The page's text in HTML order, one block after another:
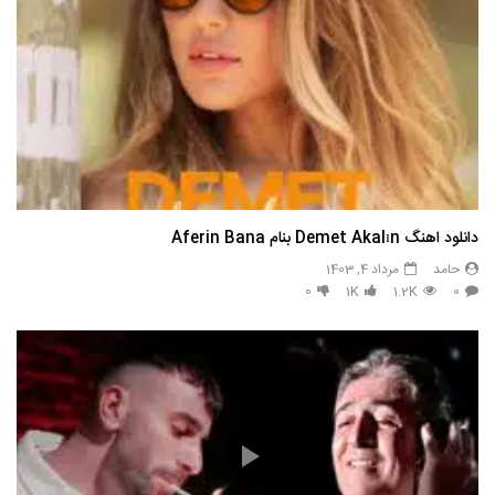
دانلود اهنگ Demet Akalın بنام Aferin Bana
حامد
مرداد 4, 1403
0
1.2K
1K
0